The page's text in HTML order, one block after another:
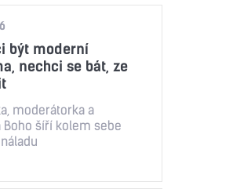
být moderní
nechci se bát, ze
moderátorka a
šíří kolem sebe